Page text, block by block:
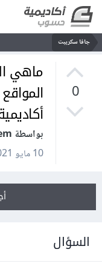
جافا سكريبت
0
ماهي
بواسطة Abdulaziz Salem
10 مايو 2021
السؤال